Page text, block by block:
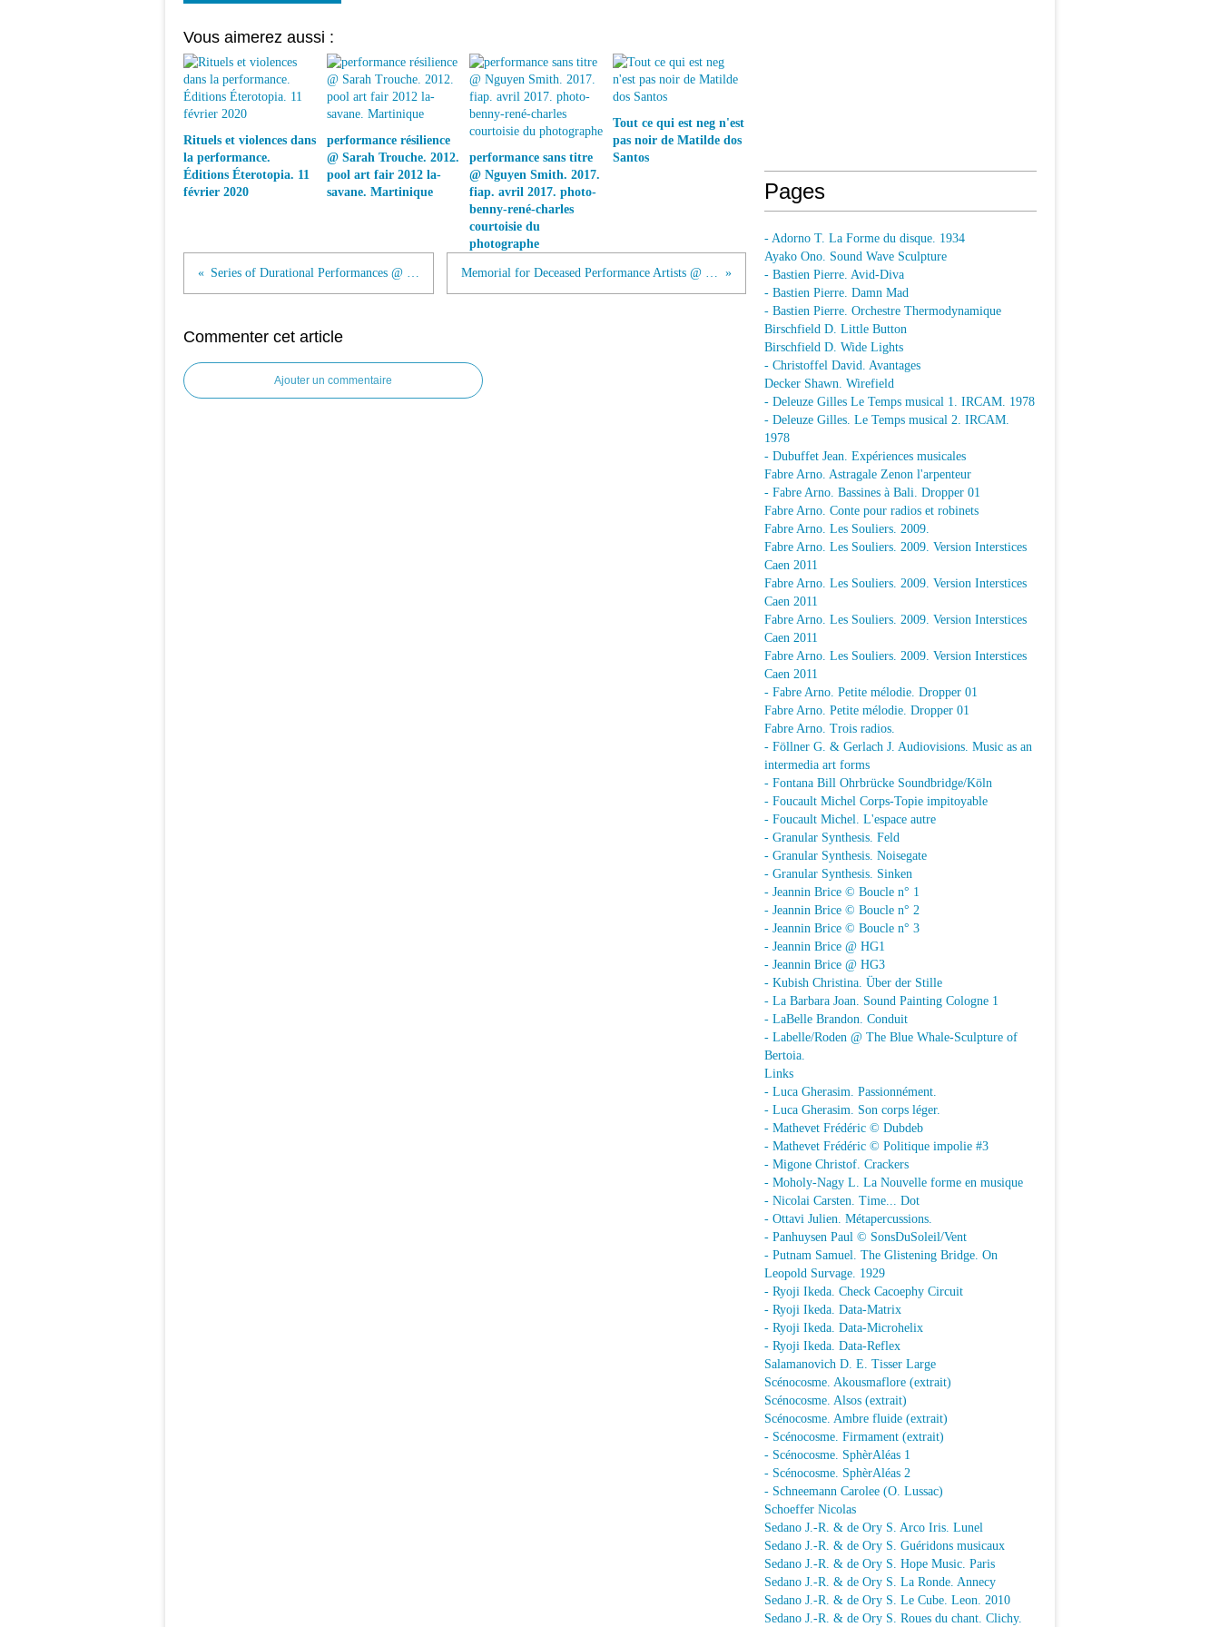
Vous aimerez aussi :
Rituels et violences dans
la performance.
Éditions Éterotopia. 11
février 2020
performance résilience
@ Sarah Trouche. 2012.
pool art fair 2012 la-
savane. Martinique
performance sans titre
@ Nguyen Smith. 2017.
fiap. avril 2017. photo-
benny-rené-charles
courtoisie du
photographe
Tout ce qui est neg n'est
pas noir de Matilde dos
Santos
Series of Durational Performances @ Snezana Golubovic. 2012 Memorial for Deceased Performance Artists @ BBB Johannes Deimling. 2012
Commenter cet article
Ajouter un commentaire
Pages
- Adorno T. La Forme du disque. 1934
Ayako Ono. Sound Wave Sculpture
- Bastien Pierre. Avid-Diva
- Bastien Pierre. Damn Mad
- Bastien Pierre. Orchestre Thermodynamique
Birschfield D. Little Button
Birschfield D. Wide Lights
- Christoffel David. Avantages
Decker Shawn. Wirefield
- Deleuze Gilles Le Temps musical 1. IRCAM. 1978
- Deleuze Gilles. Le Temps musical 2. IRCAM.
1978
- Dubuffet Jean. Expériences musicales
Fabre Arno. Astragale Zenon l'arpenteur
- Fabre Arno. Bassines à Bali. Dropper 01
Fabre Arno. Conte pour radios et robinets
Fabre Arno. Les Souliers. 2009.
Fabre Arno. Les Souliers. 2009. Version Interstices
Caen 2011
Fabre Arno. Les Souliers. 2009. Version Interstices
Caen 2011
Fabre Arno. Les Souliers. 2009. Version Interstices
Caen 2011
Fabre Arno. Les Souliers. 2009. Version Interstices
Caen 2011
- Fabre Arno. Petite mélodie. Dropper 01
Fabre Arno. Petite mélodie. Dropper 01
Fabre Arno. Trois radios.
- Föllner G. & Gerlach J. Audiovisions. Music as an
intermedia art forms
- Fontana Bill Ohrbrücke Soundbridge/Köln
- Foucault Michel Corps-Topie impitoyable
- Foucault Michel. L'espace autre
- Granular Synthesis. Feld
- Granular Synthesis. Noisegate
- Granular Synthesis. Sinken
- Jeannin Brice © Boucle n° 1
- Jeannin Brice © Boucle n° 2
- Jeannin Brice © Boucle n° 3
- Jeannin Brice @ HG1
- Jeannin Brice @ HG3
- Kubish Christina. Über der Stille
- La Barbara Joan. Sound Painting Cologne 1
- LaBelle Brandon. Conduit
- Labelle/Roden @ The Blue Whale-Sculpture of
Bertoia.
Links
- Luca Gherasim. Passionnément.
- Luca Gherasim. Son corps léger.
- Mathevet Frédéric © Dubdeb
- Mathevet Frédéric © Politique impolie #3
- Migone Christof. Crackers
- Moholy-Nagy L. La Nouvelle forme en musique
- Nicolai Carsten. Time... Dot
- Ottavi Julien. Métapercussions.
- Panhuysen Paul © SonsDuSoleil/Vent
- Putnam Samuel. The Glistening Bridge. On
Leopold Survage. 1929
- Ryoji Ikeda. Check Cacoephy Circuit
- Ryoji Ikeda. Data-Matrix
- Ryoji Ikeda. Data-Microhelix
- Ryoji Ikeda. Data-Reflex
Salamanovich D. E. Tisser Large
Scénocosme. Akousmaflore (extrait)
Scénocosme. Alsos (extrait)
Scénocosme. Ambre fluide (extrait)
- Scénocosme. Firmament (extrait)
- Scénocosme. SphèrAléas 1
- Scénocosme. SphèrAléas 2
- Schneemann Carolee (O. Lussac)
Schoeffer Nicolas
Sedano J.-R. & de Ory S. Arco Iris. Lunel
Sedano J.-R. & de Ory S. Guéridons musicaux
Sedano J.-R. & de Ory S. Hope Music. Paris
Sedano J.-R. & de Ory S. La Ronde. Annecy
Sedano J.-R. & de Ory S. Le Cube. Leon. 2010
Sedano J.-R. & de Ory S. Roues du chant. Clichy.